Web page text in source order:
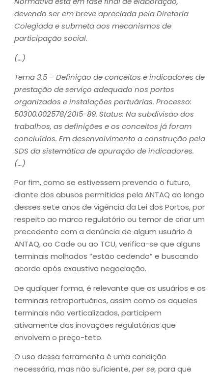
devendo ser em breve apreciada pela Diretoria
Colegiada e submeta aos mecanismos de
participação social.
(…)
Tema 3.5 – Definição de conceitos e indicadores de
prestação de serviço adequado nos portos
organizados e instalações portuárias. Processo:
50300.002578/2015-89. Status: Na subdivisão dos
trabalhos, as definições e os conceitos já foram
concluídos. Em desenvolvimento a construção pela
SDS da sistemática de apuração de indicadores.
(…)
Por fim, como se estivessem prevendo o futuro,
diante dos abusos permitidos pela ANTAQ ao longo
desses sete anos de vigência da Lei dos Portos, por
respeito ao marco regulatório ou temor de criar um
precedente com a denúncia de algum usuário à
ANTAQ, ao Cade ou ao TCU, verifica-se que alguns
terminais molhados “estão cedendo” e buscando
acordo após exaustiva negociação.
De qualquer forma, é relevante que os usuários e os
terminais retroportuários, assim como os aqueles
terminais não verticalizados, participem
ativamente das inovações regulatórias que
envolvem o preço-teto.
O uso dessa ferramenta é uma condição
necessária, mas não suficiente,per se, para que